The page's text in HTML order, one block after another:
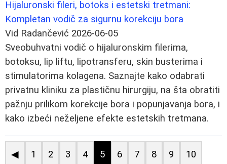
Hijaluronski fileri, botoks i estetski tretmani:
Kompletan vodič za sigurnu korekciju bora
Vid Radančević 2026-06-05
Sveobuhvatni vodič o hijaluronskim filerima,
botoksu, lip liftu, lipotransferu, skin busterima i
stimulatorima kolagena. Saznajte kako odabrati
privatnu kliniku za plastičnu hirurgiju, na šta obratiti
pažnju prilikom korekcije bora i popunjavanja bora, i
kako izbeći neželjene efekte estetskih tretmana.
◀ 1 2 3 4 5 6 7 8 9 10